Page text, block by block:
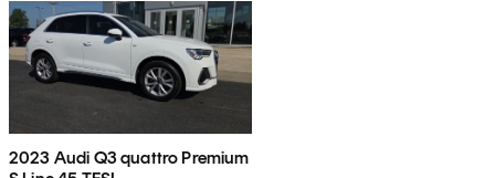
2023 Audi Q3 quattro Premium